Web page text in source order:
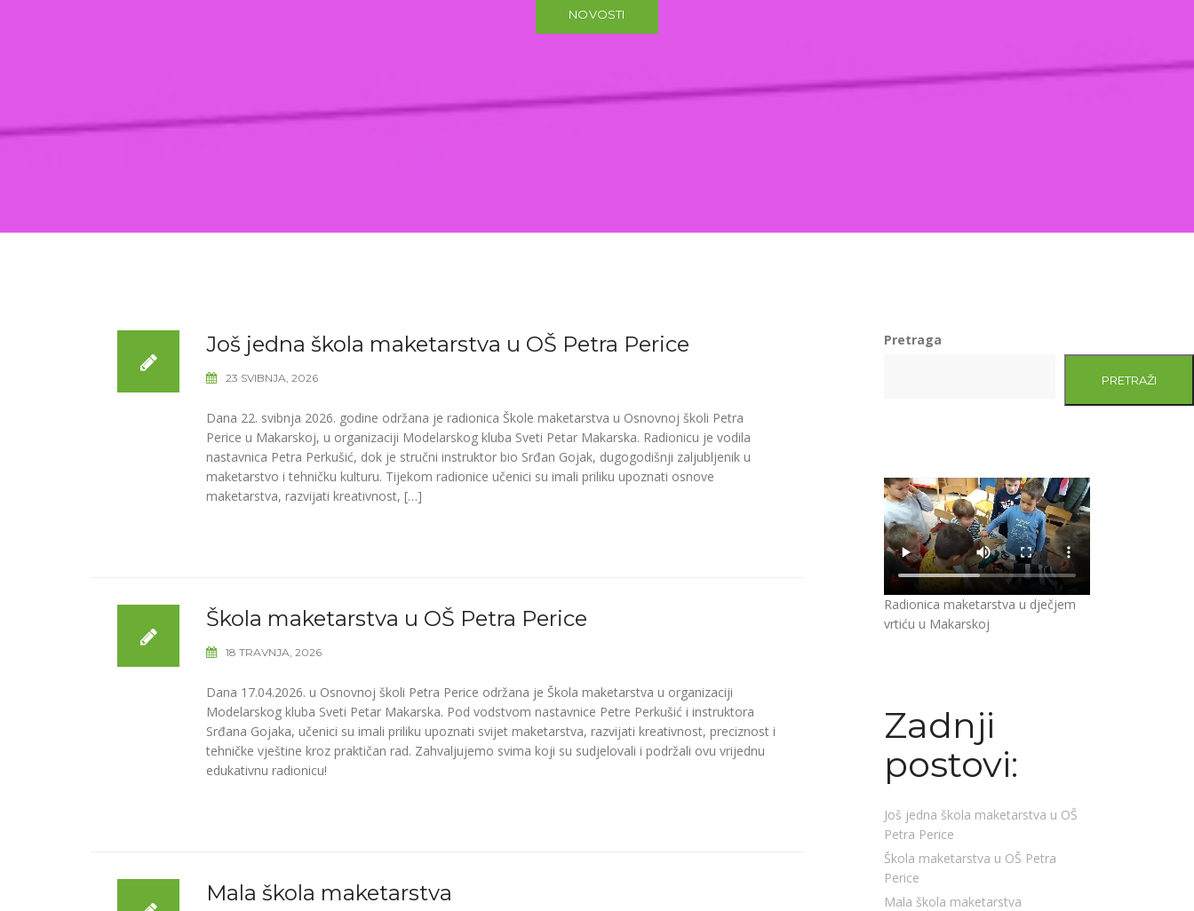
NOVOSTI
Još jedna škola maketarstva u OŠ Petra Perice
23 SVIBNJA, 2026
Dana 22. svibnja 2026. godine održana je radionica Škole maketarstva u Osnovnoj školi Petra
Perice u Makarskoj, u organizaciji Modelarskog kluba Sveti Petar Makarska. Radionicu je vodila
nastavnica Petra Perkušić, dok je stručni instruktor bio Srđan Gojak, dugogodišnji zaljubljenik u
maketarstvo i tehničku kulturu. Tijekom radionice učenici su imali priliku upoznati osnove
maketarstva, razvijati kreativnost, […]
Škola maketarstva u OŠ Petra Perice
18 TRAVNJA, 2026
Dana 17.04.2026. u Osnovnoj školi Petra Perice održana je Škola maketarstva u organizaciji
Modelarskog kluba Sveti Petar Makarska. Pod vodstvom nastavnice Petre Perkušić i instruktora
Srđana Gojaka, učenici su imali priliku upoznati svijet maketarstva, razvijati kreativnost, preciznost i
tehničke vještine kroz praktičan rad. Zahvaljujemo svima koji su sudjelovali i podržali ovu vrijednu
edukativnu radionicu!
Mala škola maketarstva
Pretraga
PRETRAŽI
Radionica maketarstva u dječjem
vrtiću u Makarskoj
Zadnji
postovi:
Još jedna škola maketarstva u OŠ
Petra Perice
Škola maketarstva u OŠ Petra
Perice
Mala škola maketarstva